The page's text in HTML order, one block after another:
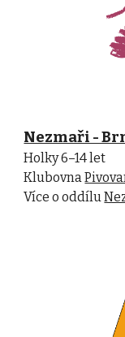
Nezmaři -
Holky 6–14 let
Klubovna
Více o oddílu